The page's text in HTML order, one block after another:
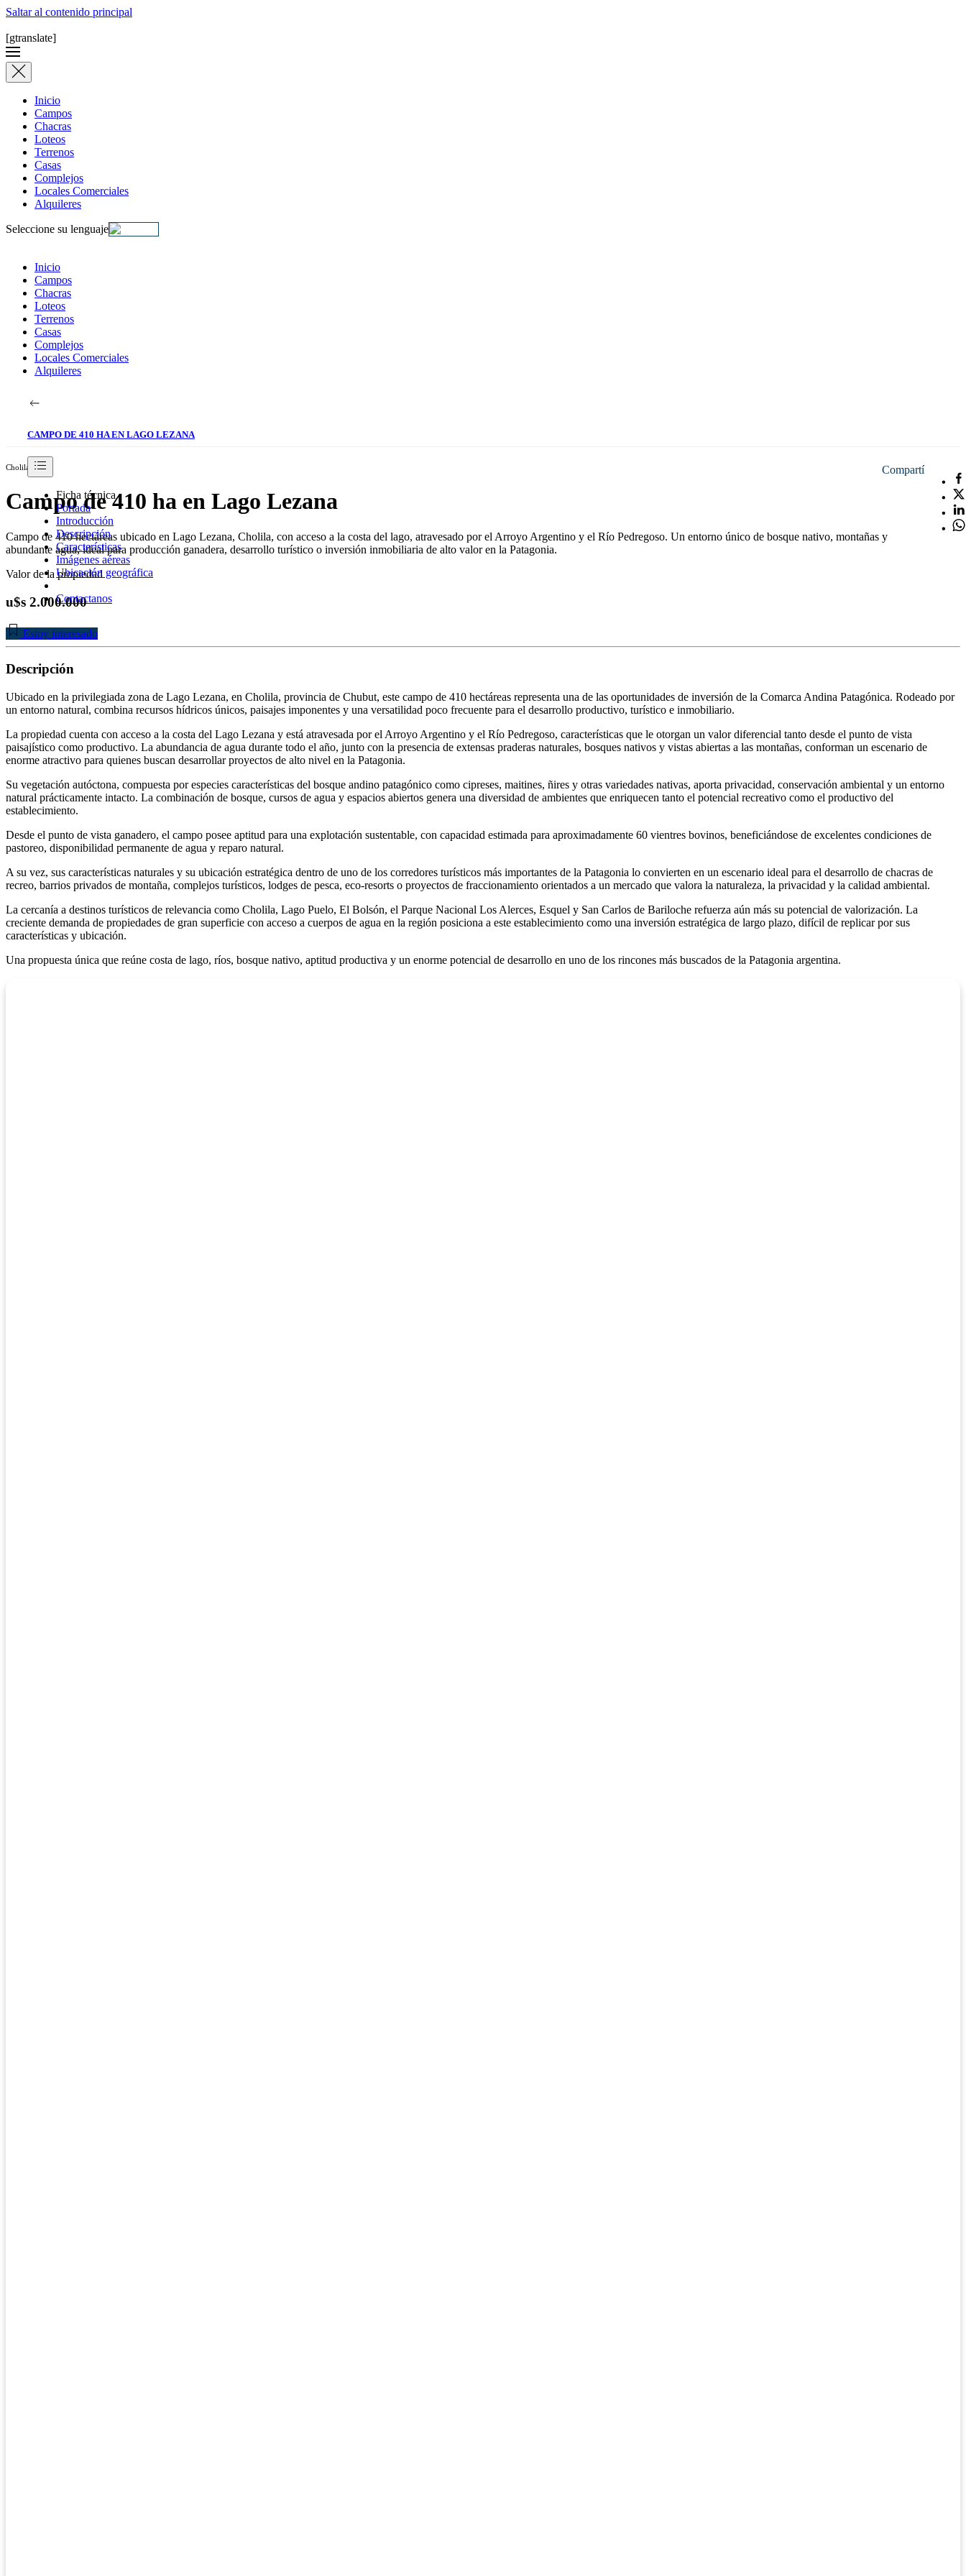
Saltar al contenido principal
[gtranslate]
Inicio
Campos
Chacras
Loteos
Terrenos
Casas
Complejos
Locales Comerciales
Alquileres
Seleccione su lenguaje
Inicio
Campos
Chacras
Loteos
Terrenos
Casas
Complejos
Locales Comerciales
Alquileres
CAMPO DE 410 HA EN LAGO LEZANA
Ficha técnica
Portada
Introducción
Descripción
Características
Imágenes aéreas
Ubicación geográfica
Contactanos
Cholila Compartí
Campo de 410 ha en Lago Lezana
Campo de 410 hectáreas ubicado en Lago Lezana, Cholila, con acceso a la costa del lago, atravesado por el Arroyo Argentino y el Río Pedregoso. Un entorno único de bosque nativo, montañas y
abundante agua, ideal para producción ganadera, desarrollo turístico o inversión inmobiliaria de alto valor en la Patagonia.
Valor de la propiedad
u$s 2.000.000
Estoy interesado
Descripción
Ubicado en la privilegiada zona de Lago Lezana, en Cholila, provincia de Chubut, este campo de 410 hectáreas representa una de las oportunidades de inversión de la Comarca Andina Patagónica. Rodeado por
un entorno natural, combina recursos hídricos únicos, paisajes imponentes y una versatilidad poco frecuente para el desarrollo productivo, turístico e inmobiliario.
La propiedad cuenta con acceso a la costa del Lago Lezana y está atravesada por el Arroyo Argentino y el Río Pedregoso, características que le otorgan un valor diferencial tanto desde el punto de vista
paisajístico como productivo. La abundancia de agua durante todo el año, junto con la presencia de extensas praderas naturales, bosques nativos y vistas abiertas a las montañas, conforman un escenario de
enorme atractivo para quienes buscan desarrollar proyectos de alto nivel en la Patagonia.
Su vegetación autóctona, compuesta por especies características del bosque andino patagónico como cipreses, maitines, ñires y otras variedades nativas, aporta privacidad, conservación ambiental y un entorno
natural prácticamente intacto. La combinación de bosque, cursos de agua y espacios abiertos genera una diversidad de ambientes que enriquecen tanto el potencial recreativo como el productivo del
establecimiento.
Desde el punto de vista ganadero, el campo posee aptitud para una explotación sustentable, con capacidad estimada para aproximadamente 60 vientres bovinos, beneficiándose de excelentes condiciones de
pastoreo, disponibilidad permanente de agua y reparo natural.
A su vez, sus características naturales y su ubicación estratégica dentro de uno de los corredores turísticos más importantes de la Patagonia lo convierten en un escenario ideal para el desarrollo de chacras de
recreo, barrios privados de montaña, complejos turísticos, lodges de pesca, eco-resorts o proyectos de fraccionamiento orientados a un mercado que valora la naturaleza, la privacidad y la calidad ambiental.
La cercanía a destinos turísticos de relevancia como Cholila, Lago Puelo, El Bolsón, el Parque Nacional Los Alerces, Esquel y San Carlos de Bariloche refuerza aún más su potencial de valorización. La
creciente demanda de propiedades de gran superficie con acceso a cuerpos de agua en la región posiciona a este establecimiento como una inversión estratégica de largo plazo, difícil de replicar por sus
características y ubicación.
Una propuesta única que reúne costa de lago, ríos, bosque nativo, aptitud productiva y un enorme potencial de desarrollo en uno de los rincones más buscados de la Patagonia argentina.